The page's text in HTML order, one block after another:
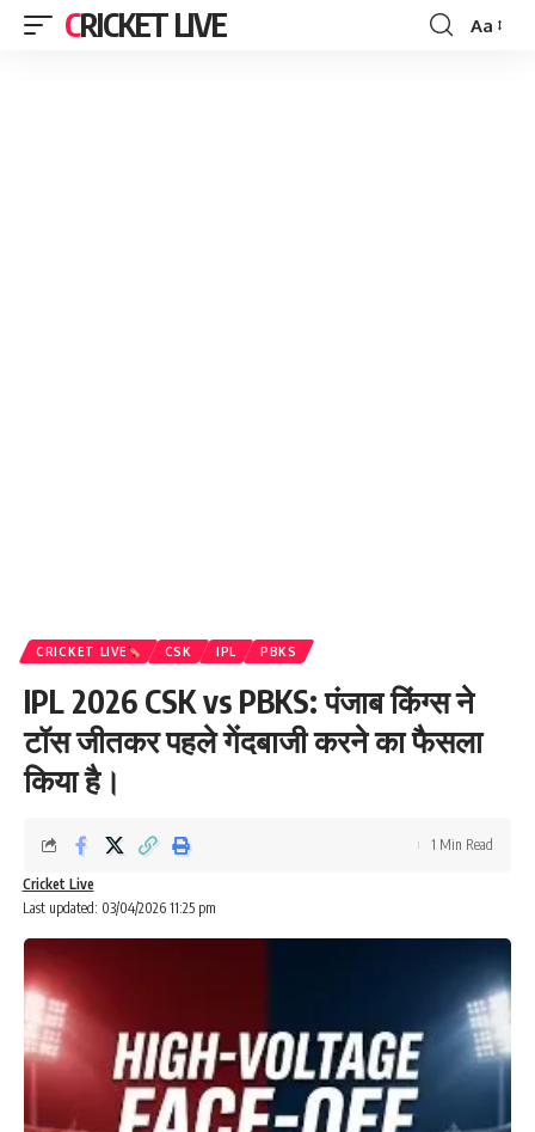
CRICKET LIVE
Font
Aa
CRICKET LIVE CSK IPL PBKS
IPL 2026 CSK vs PBKS: पंजाब किंग्स ने
टॉस जीतकर पहले गेंदबाजी करने का फैसला
किया है।
Last updated: 03/04/2026 11:25 pm
Cricket Live
1 Min Read